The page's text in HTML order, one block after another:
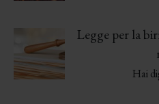
Legge per la
Hai